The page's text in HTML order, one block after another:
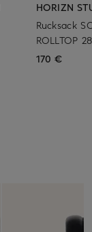
HORIZN
Rucksack
ROLLTOP
170 €